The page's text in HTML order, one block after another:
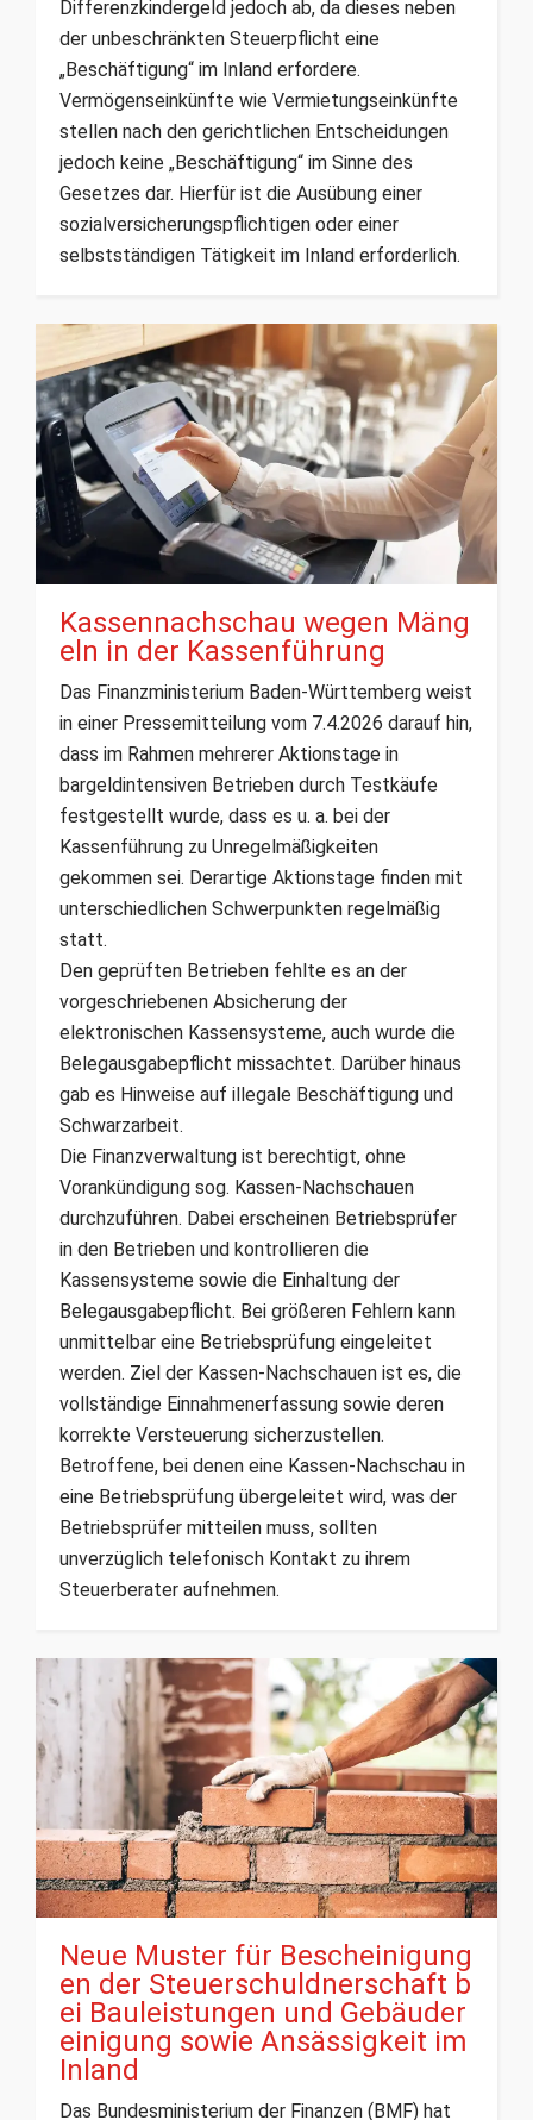
Differenzkindergeld jedoch ab, da dieses neben
der unbeschränkten Steuerpflicht eine
„Beschäftigung“ im Inland erfordere.
Vermögenseinkünfte wie Vermietungseinkünfte
stellen nach den gerichtlichen Entscheidungen
jedoch keine „Beschäftigung“ im Sinne des
Gesetzes dar. Hierfür ist die Ausübung einer
sozialversicherungspflichtigen oder einer
selbstständigen Tätigkeit im Inland erforderlich.
Kassennachschau wegen Mäng
eln in der Kassenführung
Das Finanzministerium Baden-Württemberg weist
in einer Pressemitteilung vom 7.4.2026 darauf hin,
dass im Rahmen mehrerer Aktionstage in
bargeldintensiven Betrieben durch Testkäufe
festgestellt wurde, dass es u. a. bei der
Kassenführung zu Unregelmäßigkeiten
gekommen sei. Derartige Aktionstage finden mit
unterschiedlichen Schwerpunkten regelmäßig
statt.
Den geprüften Betrieben fehlte es an der
vorgeschriebenen Absicherung der
elektronischen Kassensysteme, auch wurde die
Belegausgabepflicht missachtet. Darüber hinaus
gab es Hinweise auf illegale Beschäftigung und
Schwarzarbeit.
Die Finanzverwaltung ist berechtigt, ohne
Vorankündigung sog. Kassen-Nachschauen
durchzuführen. Dabei erscheinen Betriebsprüfer
in den Betrieben und kontrollieren die
Kassensysteme sowie die Einhaltung der
Belegausgabepflicht. Bei größeren Fehlern kann
unmittelbar eine Betriebsprüfung eingeleitet
werden. Ziel der Kassen-Nachschauen ist es, die
vollständige Einnahmenerfassung sowie deren
korrekte Versteuerung sicherzustellen.
Betroffene, bei denen eine Kassen-Nachschau in
eine Betriebsprüfung übergeleitet wird, was der
Betriebsprüfer mitteilen muss, sollten
unverzüglich telefonisch Kontakt zu ihrem
Steuerberater aufnehmen.
Neue Muster für Bescheinigung
en der Steuerschuldnerschaft b
ei Bauleistungen und Gebäuder
einigung sowie Ansässigkeit im
Inland
Das Bundesministerium der Finanzen (BMF) hat